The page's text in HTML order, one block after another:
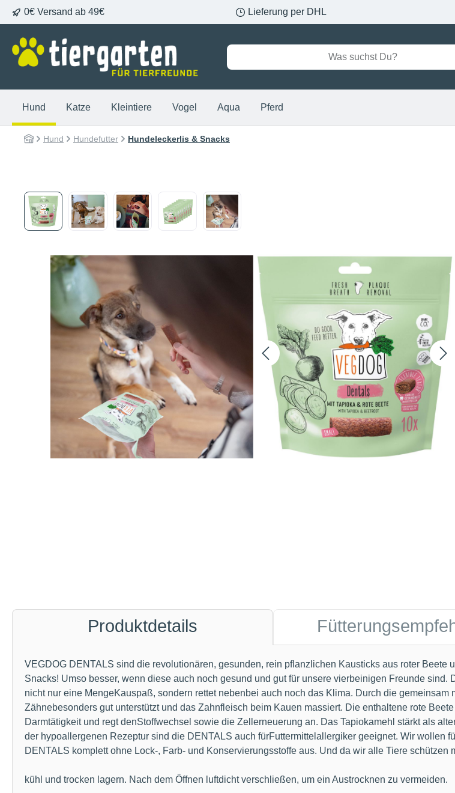
Zur Hauptnavigation springen
0€ Versand ab 49€ Lieferung per DHL
Hund Katze Kleintiere Vogel Aqua Pferd
Hund Hundefutter Hundeleckerlis & Snacks
Produktdetails
VEGDOG DENTALS sind die revolutionären, gesunden, rein pflanzlichen Kausticks aus roter
Snacks! Umso besser, wenn diese auch noch gesund und gut für unsere vierbeinigen Freunde
nicht nur eine MengeKauspaß, sondern rettet nebenbei auch noch das Klima. Durch die
Zähnebesonders gut unterstützt und das Zahnfleisch beim Kauen massiert. Die enthaltene rote
Darmtätigkeit und regt denStoffwechsel sowie die Zellerneuerung an. Das Tapiokamehl stärkt als
der hypoallergenen Rezeptur sind die DENTALS auch fürFuttermittelallergiker geeignet. Wir wollen
DENTALS komplett ohne Lock-, Farb- und Konservierungsstoffe aus. Und da wir alle Tiere
kühl und trocken lagern. Nach dem Öffnen luftdicht verschließen, um ein Austrocknen zu vermeiden.